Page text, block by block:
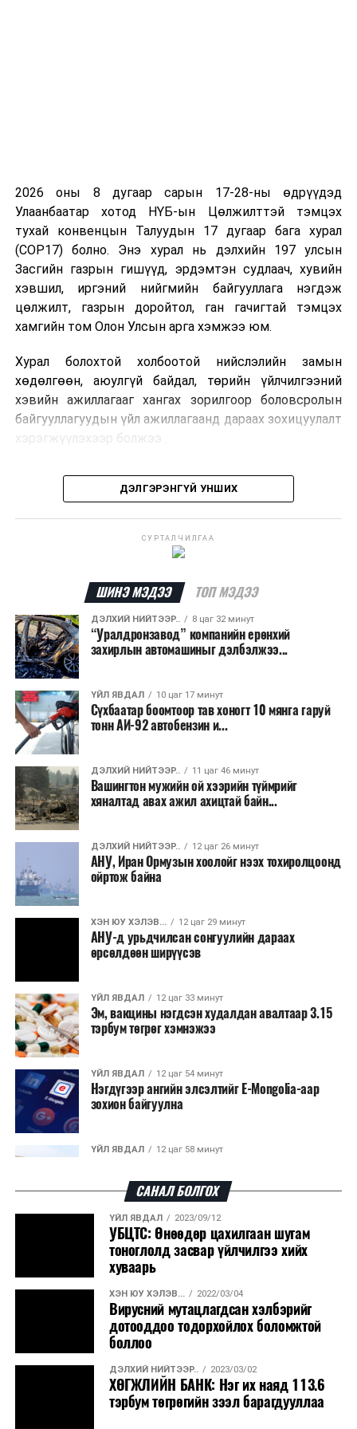
2026 оны 8 дугаар сарын 17-28-ны өдрүүдэд
Улаанбаатар хотод НҮБ-ын Цөлжилттэй тэмцэх
тухай конвенцын Талуудын 17 дугаар бага хурал
(COP17) болно. Энэ хурал нь дэлхийн 197 улсын
Засгийн газрын гишүүд, эрдэмтэн судлаач, хувийн
хэвшил, иргэний нийгмийн байгууллага нэгдэж
цөлжилт, газрын доройтол, ган гачигтай тэмцэх
хамгийн том Олон Улсын арга хэмжээ юм.
Хурал болохтой холбоотой нийслэлийн замын
хөдөлгөөн, аюулгүй байдал, төрийн үйлчилгээний
хэвийн ажиллагааг хангах зорилгоор боловсролын
байгууллагуудын үйл ажиллагаанд дараах зохицуулалт
хэрэгжүүлэхээр болжээ .
Цэцэрлэгийн бүртгэл
E-Mongolia системээр бүртгэнэ.
Нэгдүгээр ангийн элсэлт
2026 оны 8 дугаар сарын 17–28-ны өдрүүдэд
E-Mongolia системээр бүртгэнэ.
Энэ хугацаанд хүүхэд бүртгэх дэмжлэгийн баг
сургуулиуд дээр ажиллахгүй.
Их, дээд сургуулийн хичээл
2026 оны 9 дүгээр сарын 1-нээс цахимаар
эхэлнэ.
2026 оны 9 дүгээр сарын 14-нөөс танхимаар
үргэлжилнэ.
Оюутны дотуур байр
2026 оны 9 дүгээр сарын 13-наас оюутнуудыг
дотуур байранд оруулж эхэлнэ.
Сургууль, цэцэрлэгийн үйл ажиллагааны
зохицуулалт
2026 оны 8 дугаар сарын 17–28-ны өдрүүдэд
нийслэлийн бүх сургууль, цэцэрлэгт ажлын
байранд элсэлт, бүртгэл болон бусад аливаа
арга хэмжээ зохион байгуулахгүй болно.
ДЭЛГЭРЭНГҮЙ УНШИХ
СУРТАЛЧИЛГАА
ШИНЭ МЭДЭЭ ТОП МЭДЭЭ
ДЭЛХИЙ НИЙТЭЭР.. 8 цаг 32 минут
“Уралдронзавод” компанийн ерөнхий
захирлын автомашиныг дэлбэлжээ...
ҮЙЛ ЯВДАЛ 10 цаг 17 минут
Сүхбаатар боомтоор тав хоногт 10 мянга гаруй
тонн АИ-92 автобензин и...
ДЭЛХИЙ НИЙТЭЭР.. 11 цаг 46 минут
Вашингтон мужийн ой хээрийн түймрийг
хяналтад авах ажил ахицтай байн...
ДЭЛХИЙ НИЙТЭЭР.. 12 цаг 26 минут
АНУ, Иран Ормузын хоолойг нээх тохиролцоонд
ойртож байна
ХЭН ЮУ ХЭЛЭВ... 12 цаг 29 минут
АНУ-д урьдчилсан сонгуулийн дараах
өрсөлдөөн ширүүсэв
ҮЙЛ ЯВДАЛ 12 цаг 33 минут
Эм, вакцины нэгдсэн худалдан авалтаар 3.15
тэрбум төгрөг хэмнэжээ
ҮЙЛ ЯВДАЛ 12 цаг 54 минут
Нэгдүгээр ангийн элсэлтийг E-Mongolia-аар
зохион байгуулна
ҮЙЛ ЯВДАЛ 12 цаг 58 минут
талаас илүү хувь нь 13-аас...
ҮЙЛ ЯВДАЛ 13 цаг 3 минут
Засгийн газар энэ оныг дуустал санхүүгийн
хэмнэлтийн горимд шилжинэ
ХЭН ЮУ ХЭЛЭВ... 13 цаг 31 минут
Шатахууны импортын гаалийн албан татварыг
2027 оны хоёрдугаар сарын ...
ҮЙЛ ЯВДАЛ 13 цаг 41 минут
Нөөцийн махны хяналтын тогтолцоог
шинэчилнэ
САНАЛ БОЛГОХ
ҮЙЛ ЯВДАЛ 2023/09/12
УБЦТС: Өнөөдөр цахилгаан шугам
тоноглолд засвар үйлчилгээ хийх
хуваарь
ХЭН ЮУ ХЭЛЭВ... 2022/03/04
Вирусний мутацлагдсан хэлбэрийг
дотооддоо тодорхойлох боломжтой
боллоо
ДЭЛХИЙ НИЙТЭЭР.. 2023/03/02
ХӨГЖЛИЙН БАНК: Нэг их наяд 113.6
тэрбум төгрөгийн зээл барагдууллаа